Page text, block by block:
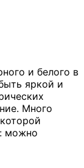
и белого в
яркой и
Много
можно